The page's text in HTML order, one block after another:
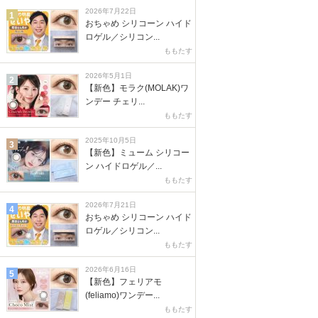
1 2026年7月22日
おちゃめ シリコーン ハイド
ロゲル／シリコン...
ももたす
2 2026年5月1日
【新色】モラク(MOLAK)ワ
ンデー チェリ...
ももたす
3 2025年10月5日
【新色】ミューム シリコー
ン ハイドロゲル／...
ももたす
4 2026年7月21日
おちゃめ シリコーン ハイド
ロゲル／シリコン...
ももたす
5 2026年6月16日
【新色】フェリアモ
(feliamo)ワンデー...
ももたす